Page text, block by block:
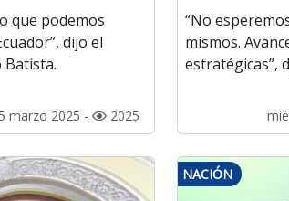
que podemos
dijo el
Batista.
marzo 2025 - 2025
“No
mismos.
estratégicas”,
NACIÓN